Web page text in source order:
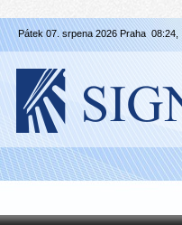
Pátek 07. srpena 2026 Praha 08:24,